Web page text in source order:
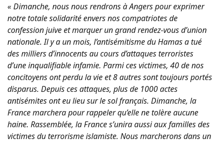
« Dimanche, nous nous rendrons à Angers pour exprimer
notre totale solidarité envers nos compatriotes de
confession juive et marquer un grand rendez-vous d’union
nationale. Il y a un mois, l’antisémitisme du Hamas a tué
des milliers d’innocents au cours d’attaques terroristes
d’une inqualifiable infamie. Parmi ces victimes, 40 de nos
concitoyens ont perdu la vie et 8 autres sont toujours portés
disparus. Depuis ces attaques, plus de 1000 actes
antisémites ont eu lieu sur le sol français. Dimanche, la
France marchera pour rappeler qu’elle ne tolère aucune
haine. Rassemblée, la France s’unira aussi aux familles des
victimes du terrorisme islamiste. Nous marcherons dans un